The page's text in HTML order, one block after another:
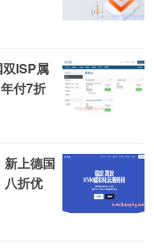
ISP属
付7折
上德国
八折优